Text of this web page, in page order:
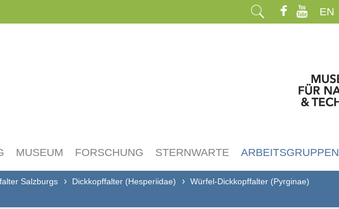
EN
MUSEUM FORSCHUNG STERNWARTE ARBEITSGRUPPEN
Salzburgs Dickkopffalter (Hesperiidae)
Würfel-Dickkopffalter (Pyrginae)